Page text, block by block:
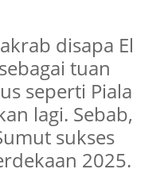
disapa El
tuan
seperti Piala
lagi. Sebab,
sukses
2025.